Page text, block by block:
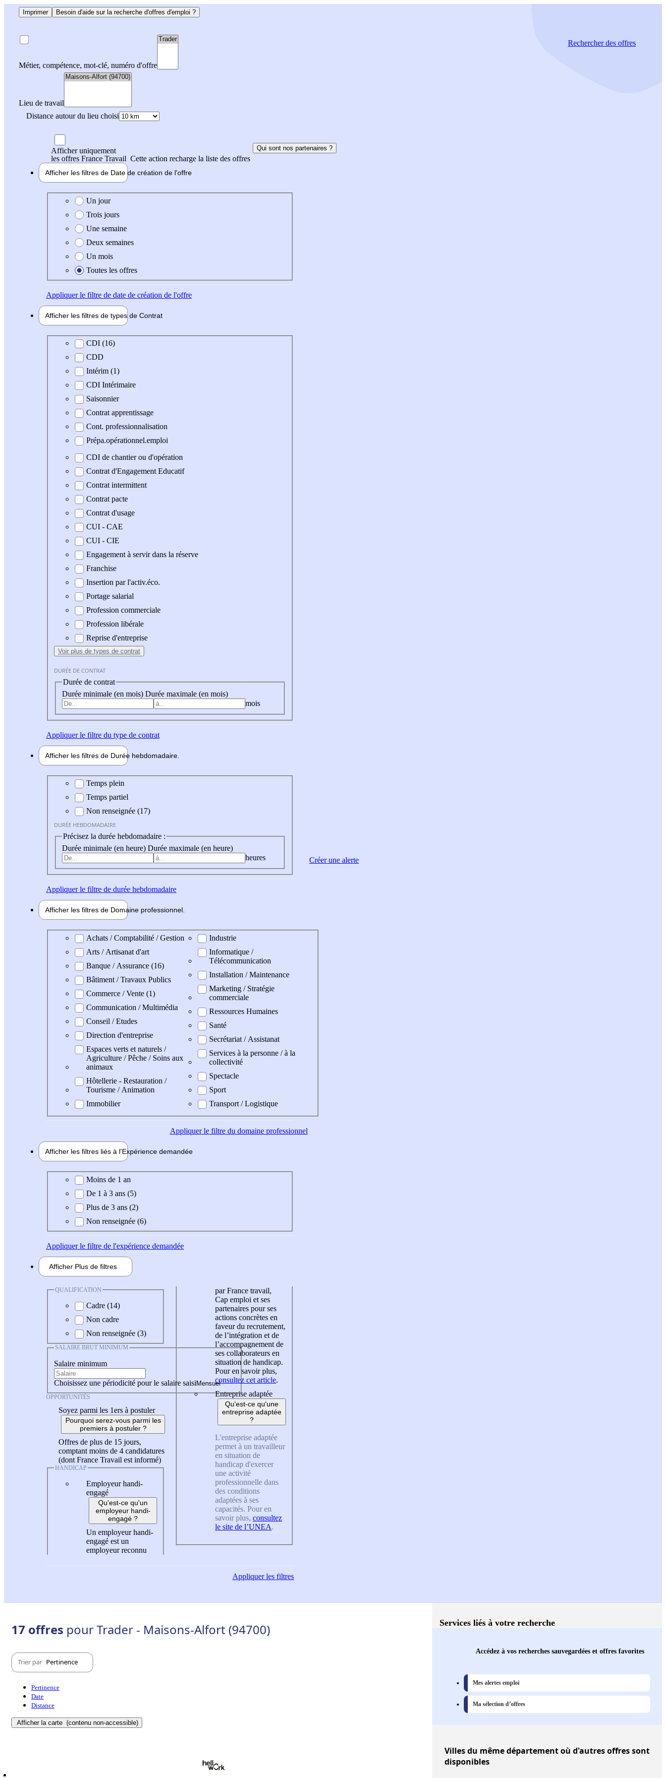
Imprimer Besoin d'aide sur la recherche d'offres d'emploi ?
Métier, compétence, mot-clé, numéro d'offre
Lieu de travail
Distance autour du lieu choisi
Rechercherdes offres
Afficher uniquement
les offres France Travail Cette action recharge la liste des offres
Qui sont nos partenaires ?
Afficher les filtres de Date de création de l'offre
Date de création de l'offre
Un jour
Trois jours
Une semaine
Deux semaines
Un mois
Toutes les offres
Appliquerle filtre de date de création de l'offre
Afficher les filtres de types de Contrat
Type de contratCDI (16)
CDD
Intérim (1)
CDI Intérimaire
Saisonnier
Contrat apprentissage
Cont. professionnalisation
Prépa.opérationnel.emploi
CDI de chantier ou d'opération
Contrat d'Engagement Educatif
Contrat intermittent
Contrat pacte
Contrat d'usage
CUI - CAE
CUI - CIE
Engagement à servir dans la réserve
Franchise
Insertion par l'activ.éco.
Portage salarial
Profession commerciale
Profession libérale
Reprise d'entreprise
Voir plus de types de contrat
DURÉE DE CONTRAT
Durée de contrat
Durée minimale (en mois) Durée maximale (en mois)
mois
Appliquerle filtre du type de contrat
Afficher les filtres de Durée hebdomadaire
Durée hebdomadaire
Temps plein
Temps partiel
Non renseignée (17)
DURÉE HEBDOMADAIRE
Précisez la durée hebdomadaire :
Durée minimale (en heure) Durée maximale (en heure)
heures
Appliquerle filtre de durée hebdomadaire
Afficher les filtres de Domaine professionnel
Domaine professionel
Achats / Comptabilité / Gestion
Arts / Artisanat d'art
Banque / Assurance (16)
Bâtiment / Travaux Publics
Commerce / Vente (1)
Communication / Multimédia
Conseil / Etudes
Direction d'entreprise
Espaces verts et naturels /
Agriculture / Pêche / Soins aux
animaux
Hôtellerie - Restauration /
Tourisme / Animation
Immobilier
Industrie
Informatique /
Télécommunication
Installation / Maintenance
Marketing / Stratégie
commerciale
Ressources Humaines
Santé
Secrétariat / Assistanat
Services à la personne / à la
collectivité
Spectacle
Sport
Transport / Logistique
Appliquerle filtre du domaine professionnel
Afficher les filtres liés à l'Expérience demandée
Expérience demandée
Moins de 1 an
De 1 à 3 ans (5)
Plus de 3 ans (2)
Non renseignée (6)
Appliquerle filtre de l'expérience demandée
Afficher Plus de filtres
QUALIFICATION
Cadre (14)
Non cadre
Non renseignée (3)
SALAIRE BRUT MINIMUM
Salaire minimum
Choisissez une périodicité pour le salaire saisi
OPPORTUNITÉS
Soyez parmi les 1ers à postuler
Pourquoi serez-vous parmi les
premiers à postuler ?
Offres de plus de 15 jours,
comptant moins de 4 candidatures
(dont France Travail est informé)
HANDICAP
Employeur handi-
engagé
Qu'est-ce qu'un
employeur handi-
engagé ?
Un employeur handi-
engagé est un
employeur reconnu
par France travail,
Cap emploi et ses
partenaires pour ses
actions concrètes en
faveur du recrutement,
de l’intégration et de
l’accompagnement de
ses collaborateurs en
situation de handicap.
Pour en savoir plus,
consultez cet article.
Entreprise adaptée
Qu'est-ce qu'une
entreprise adaptée
?
L'entreprise adaptée
permet à un travailleur
en situation de
handicap d'exercer
une activité
professionnelle dans
des conditions
adaptées à ses
capacités. Pour en
savoir plus, consultez
le site de l’UNEA.
Appliquerles filtres
Créer une alerte
17 offres pour Trader - Maisons-Alfort (94700)
Trier par Pertinence
Pertinence
Date
Distance
Afficher la carte (contenu non-accessible)
Services liés à votre recherche
Accédez à vos recherches sauvegardées et offres favorites
Mes alertes emploi
Ma sélection d’offres
Villesdu même département où d'autres offres sont
disponibles